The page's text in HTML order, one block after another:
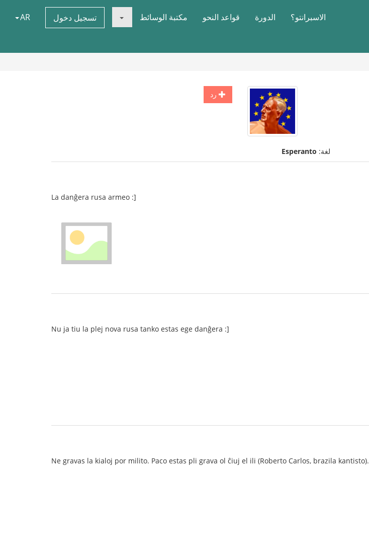
الاسبرانتو؟ الدورة قواعد النحو مكتبة الوسائط تسجيل دخول AR
رد
لغة: Esperanto
La danĝera rusa armeo :]
Nu ja tiu la plej nova rusa tanko estas ege danĝera :]
Ne gravas la kialoj por milito. Paco estas pli grava ol ĉiuj el ili (Roberto Carlos, brazila kantisto).